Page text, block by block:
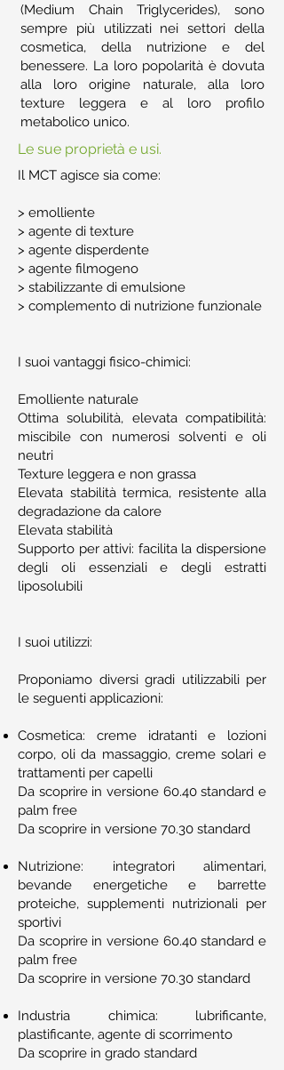
(Medium Chain Triglycerides), sono
sempre più utilizzati nei settori della
cosmetica, della nutrizione e del
benessere. La loro popolarità è dovuta
alla loro origine naturale, alla loro
texture leggera e al loro profilo
metabolico unico.
Le sue proprietà e usi.
Il MCT agisce sia come:
> emolliente
> agente di texture
> agente disperdente
> agente filmogeno
> stabilizzante di emulsione
> complemento di nutrizione funzionale
I suoi vantaggi fisico-chimici:
Emolliente naturale
Ottima solubilità, elevata compatibilità:
miscibile con numerosi solventi e oli
neutri
Texture leggera e non grassa
Elevata stabilità termica, resistente alla
degradazione da calore
Elevata stabilità
Supporto per attivi: facilita la dispersione
degli oli essenziali e degli estratti
liposolubili
I suoi utilizzi:
Proponiamo diversi gradi utilizzabili per
le seguenti applicazioni:
Cosmetica: creme idratanti e lozioni
corpo, oli da massaggio, creme solari e
trattamenti per capelli
Da scoprire in versione 60.40 standard e
palm free
Da scoprire in versione 70.30 standard
Nutrizione: integratori alimentari,
bevande energetiche e barrette
proteiche, supplementi nutrizionali per
sportivi
Da scoprire in versione 60.40 standard e
palm free
Da scoprire in versione 70.30 standard
Industria chimica: lubrificante,
plastificante, agente di scorrimento
Da scoprire in grado standard